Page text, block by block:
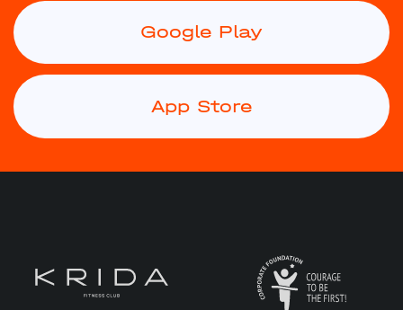
Google Play
App Store